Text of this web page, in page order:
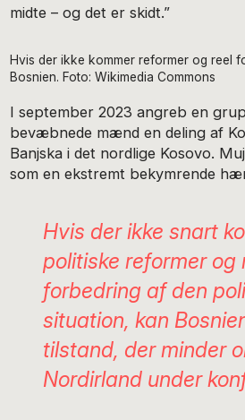
midte – og det er skidt.”
Hvis der ikke kommer reformer og reel
Bosnien. Foto: Wikimedia Commons
I september 2023 angreb en
bevæbnede mænd en deling af
Banjska i det nordlige Kosovo.
som en ekstremt bekymrende
Hvis der ikke snart
politiske reformer og
forbedring af den
situation, kan
tilstand, der minder
Nordirland under